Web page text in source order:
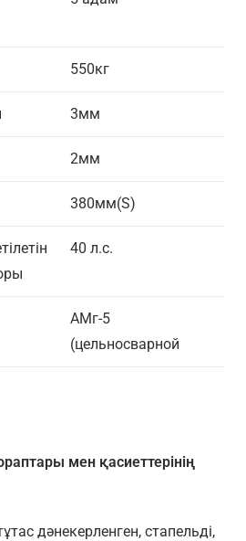
550кг
3мм
2мм
380мм(S)
40 л.с.
АМг-5
(цельносварной
мен қасиеттерінің
дәнекерленген, стапельді,